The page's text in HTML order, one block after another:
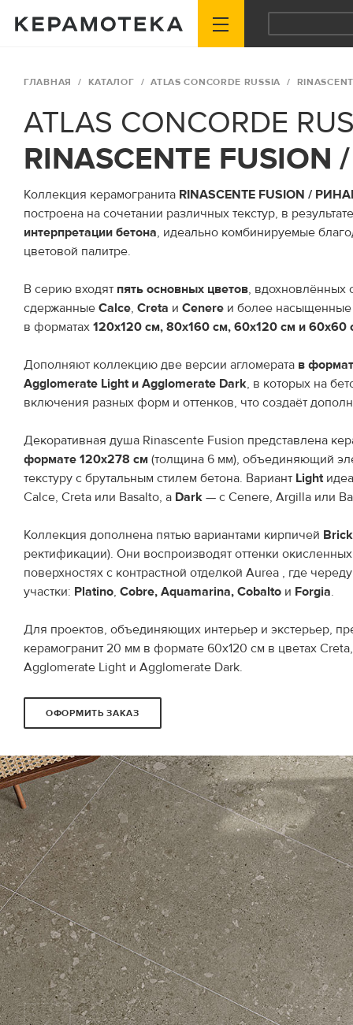
ГЛАВНАЯ КАТАЛОГ ATLAS CONCORDE RUSSIA
ATLAS CONCORDE
RINASCENTE
Коллекция керамогранита RINASCENTE FUSION /
построена на сочетании различных текстур, в
интерпретации бетона, идеально комбинируемые
цветовой палитре.
В серию входят пять основных цветов, вдохновлённых
сдержанные Calce, Creta и Cenere и более
в форматах 120x120 см, 80x160 см, 60x120 см и 60x60
Дополняют коллекцию две версии агломерата в
Agglomerate Light и Agglomerate Dark, в которых на
включения разных форм и оттенков, что создаёт
Декоративная душа Rinascente Fusion представлена
формате 120x278 см (толщина 6 мм), объединяющий
текстуру с брутальным стилем бетона. Вариант Light
Calce, Creta или Basalto, а Dark — с Cenere, Argilla или
Коллекция дополнена пятью вариантами кирпичей
ректификации). Они воспроизводят оттенки
поверхностях с контрастной отделкой Aurea , где
участки: Platino, Cobre, Aquamarina, Cobalto и Forgia.
Для проектов, объединяющих интерьер и экстерьер,
керамогранит 20 мм в формате 60x120 см в цветах
Agglomerate Light и Agglomerate Dark.
ОФОРМИТЬ ЗАКАЗ